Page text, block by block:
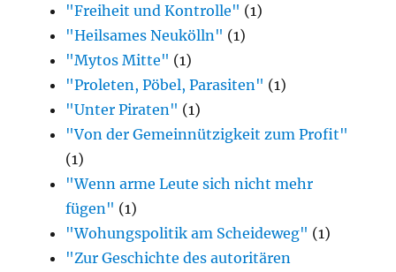
"Freiheit und Kontrolle" (1)
"Heilsames Neukölln" (1)
"Mytos Mitte" (1)
"Proleten, Pöbel, Parasiten" (1)
"Unter Piraten" (1)
"Von der Gemeinnützigkeit zum Profit"
(1)
"Wenn arme Leute sich nicht mehr
fügen" (1)
"Wohungspolitik am Scheideweg" (1)
"Zur Geschichte des autoritären